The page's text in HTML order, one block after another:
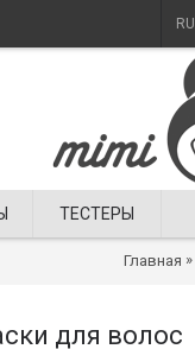
RU
ТЕСТЕРЫ
Главная »
для волос